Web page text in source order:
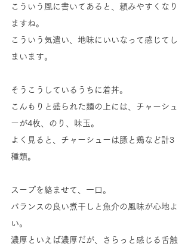
こういう風に書いてあると、頼みやすくなり
ますね。
こういう気遣い、地味にいいなって感じてし
まいます。
そうこうしているうちに着丼。
こんもりと盛られた麺の上には、チャーシュ
ーが4枚、のり、味玉。
よく見ると、チャーシューは豚と鶏など計3
種類。
スープを絡ませて、一口。
バランスの良い煮干しと魚介の風味が心地よ
い。
濃厚といえば濃厚だが、さらっと感じる舌触